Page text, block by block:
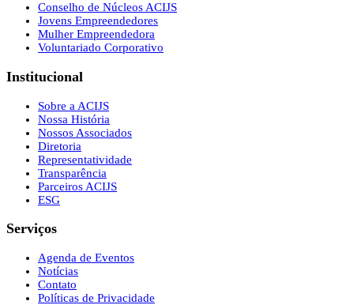
Conselho de Núcleos ACIJS
Jovens Empreendedores
Mulher Empreendedora
Voluntariado Corporativo
Institucional
Sobre a ACIJS
Nossa História
Nossos Associados
Diretoria
Representatividade
Transparência
Parceiros ACIJS
ESG
Serviços
Agenda de Eventos
Notícias
Contato
Políticas de Privacidade